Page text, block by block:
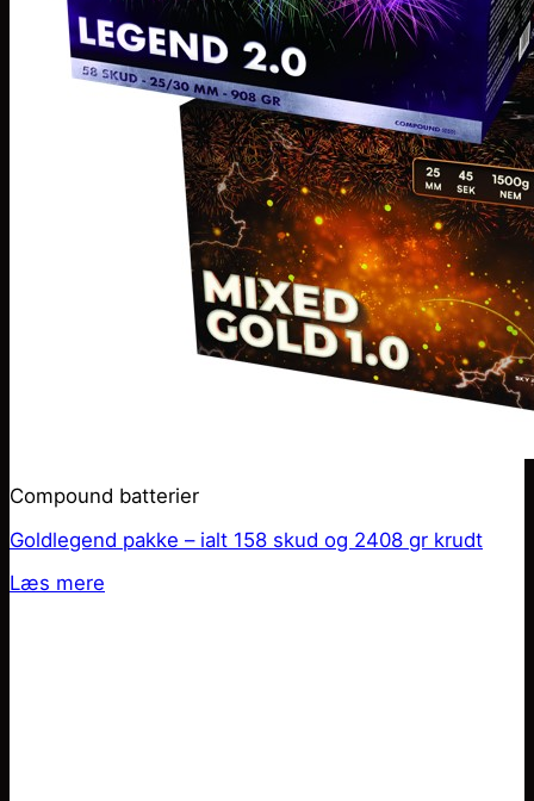
Compound batterier
Goldlegend pakke – ialt 158 skud og 2408 gr krudt
Læs mere